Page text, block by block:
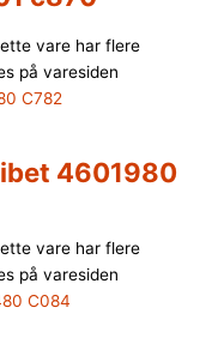
vare har flere
på varesiden
4601980
vare har flere
på varesiden